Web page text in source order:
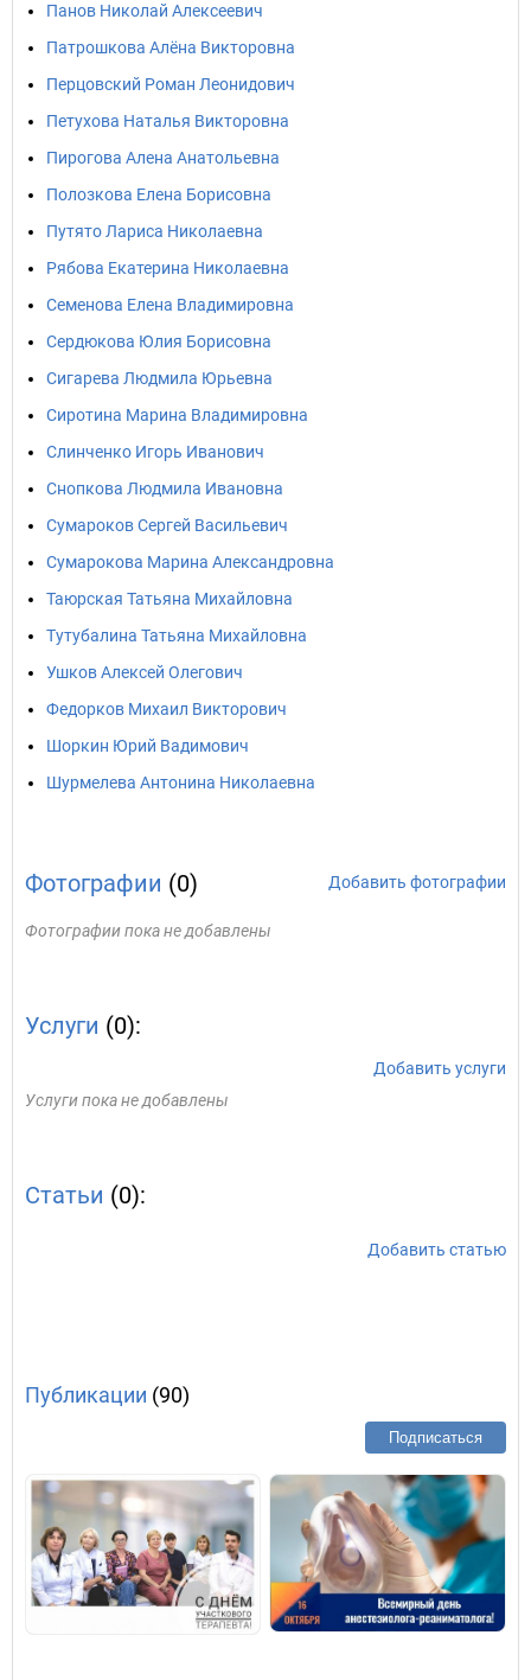
Панов Николай Алексеевич
Патрошкова Алёна Викторовна
Перцовский Роман Леонидович
Петухова Наталья Викторовна
Пирогова Алена Анатольевна
Полозкова Елена Борисовна
Путято Лариса Николаевна
Рябова Екатерина Николаевна
Семенова Елена Владимировна
Сердюкова Юлия Борисовна
Сигарева Людмила Юрьевна
Сиротина Марина Владимировна
Слинченко Игорь Иванович
Снопкова Людмила Ивановна
Сумароков Сергей Васильевич
Сумарокова Марина Александровна
Таюрская Татьяна Михайловна
Тутубалина Татьяна Михайловна
Ушков Алексей Олегович
Федорков Михаил Викторович
Шоркин Юрий Вадимович
Шурмелева Антонина Николаевна
Фотографии (0) Добавить фотографии
Фотографии пока не добавлены
Услуги (0):
Добавить услуги
Услуги пока не добавлены
Статьи (0):
Добавить статью
Публикации (90)
Подписаться